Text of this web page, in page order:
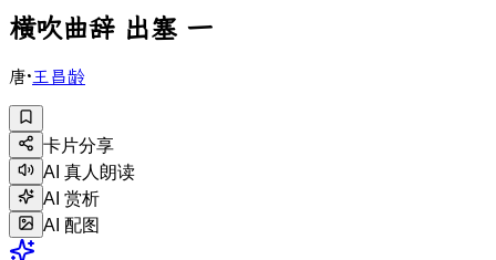
横吹曲辞 出塞 一
唐·王昌龄
卡片分享
AI 真人朗读
AI 赏析
AI 配图